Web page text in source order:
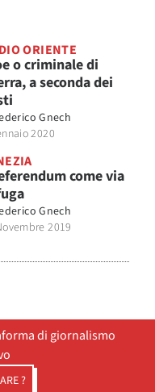
ORIENTE
o criminale di
a seconda dei
Gnech
2020
come via
Gnech
2019
di giornalismo
?